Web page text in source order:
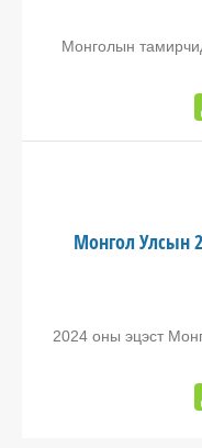
Монголын
Монгол Улсын
2024 оны эцэст